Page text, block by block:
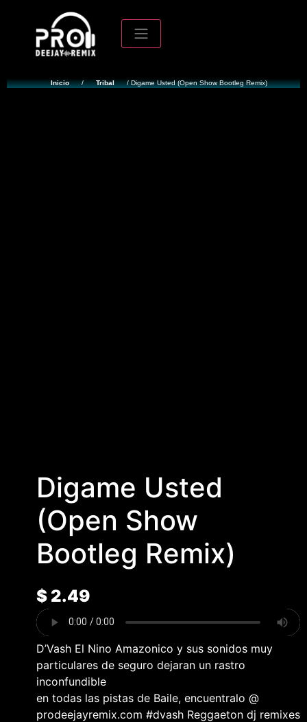
Inicio / Tribal / Digame Usted (Open Show Bootleg Remix)
Digame Usted
(Open Show
Bootleg Remix)
$2.49
D’Vash El Nino Amazonico y sus sonidos muy
particulares de seguro dejaran un rastro
inconfundible
en todas las pistas de Baile, encuentralo @
prodeejayremix.com #dvash Reggaeton dj remixes